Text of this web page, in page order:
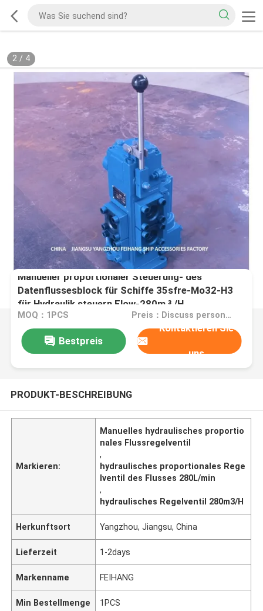
2/ 4
Manueller proportionaler Steuerung- des
Datenflussesblock für Schiffe 35sfre-Mo32-H3
für Hydraulik steuern Flow-280m ³ /H
MOQ：1PCS Preis：Discuss personally
Bestpreis
Kontaktieren Sie
uns
PRODUKT-BESCHREIBUNG
Markieren:
Manuelles hydraulisches proportio
nales Flussregelventil
,
hydraulisches proportionales Rege
lventil des Flusses 280L/min
,
hydraulisches Regelventil 280m3/H
Herkunftsort Yangzhou, Jiangsu, China
Lieferzeit 1-2days
Markenname FEIHANG
Min Bestellmenge 1PCS